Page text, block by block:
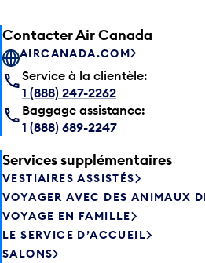
Contacter Air Canada
AIRCANADA.COM
Service à la clientèle:
1 (888) 247-2262
Baggage assistance:
1 (888) 689-2247
Services supplémentaires
VESTIAIRES ASSISTÉS
VOYAGER AVEC DES ANIMAUX
VOYAGE EN FAMILLE
LE SERVICE D’ACCUEIL
SALONS